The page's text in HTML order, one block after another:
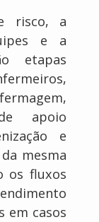
risco, a
e a
etapas
apoio
e
mesma
os fluxos
em casos